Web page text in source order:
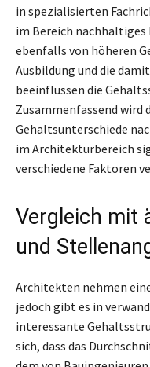
in spezialisierten
im Bereich nachhaltiges
ebenfalls von höheren
Ausbildung und die
beeinflussen die
Zusammenfassend wird
Gehaltsunterschiede
im Architekturbereich
verschiedene Faktoren
Vergleich mit
und
Architekten nehmen
jedoch gibt es in
interessante
sich, dass das